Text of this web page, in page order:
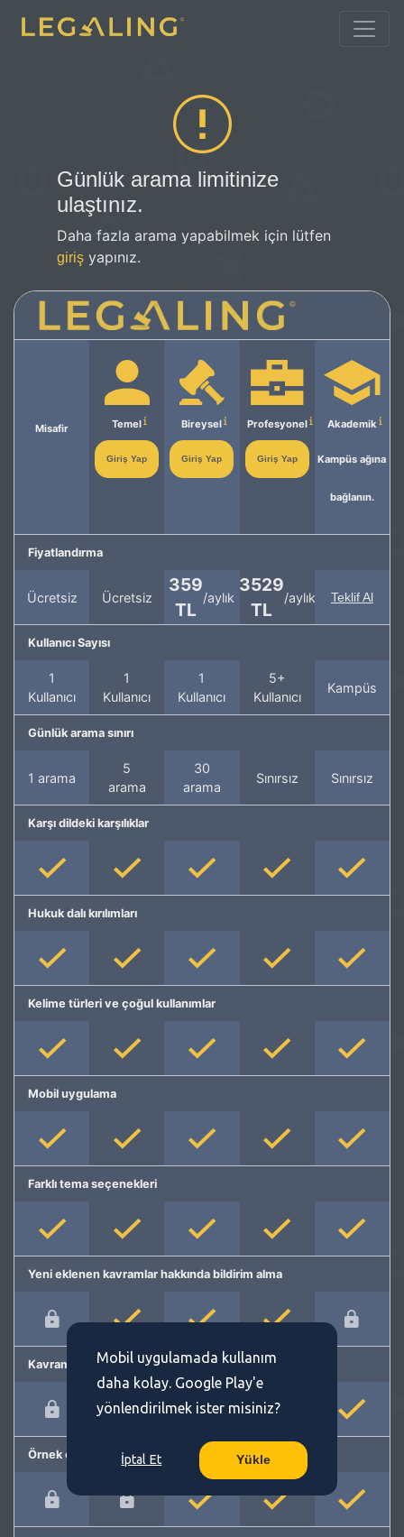
Günlük arama limitinize
ulaştınız.
Daha fazla arama yapabilmek için lütfen
giriş yapınız.
Misafir Temel
Giriş Yap
Bireysel
Giriş Yap
Profesyonel
Giriş Yap
Akademik
Kampüs ağına
bağlanın.
Fiyatlandırma
Ücretsiz Ücretsiz
359
TL
/aylık
3529
TL
/aylık Teklif Al
Kullanıcı Sayısı
1
Kullanıcı
1
Kullanıcı
1
Kullanıcı
5+
Kullanıcı
Kampüs
Günlük arama sınırı
1 arama
5
arama
30
arama
Sınırsız Sınırsız
Karşı dildeki karşılıklar
Hukuk dalı kırılımları
Kelime türleri ve çoğul kullanımlar
Mobil uygulama
Farklı tema seçenekleri
Yeni eklenen kavramlar hakkında bildirim alma
Kavram önerme
Örnek cümleler
Mobil uygulamada kullanım
daha kolay. Google Play'e
yönlendirilmek ister misiniz?
İptal Et Yükle